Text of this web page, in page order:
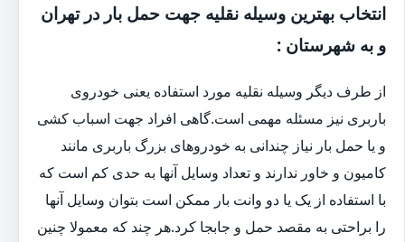
انتخاب بهترین وسیله نقلیه جهت حمل بار در تهران
و به شهرستان :
از طرف دیگر وسیله نقلیه مورد استفاده یعنی خودروی
باربری نیز مسئله مهمی است.گاهی افراد جهت اسباب کشی
و یا حمل بار نیاز چندانی به خودروهای بزرگ باربری مانند
کامیون و خاور ندارند و تعداد وسایل آنها به حدی کم است که
با استفاده از یک یا دو وانت بار ممکن است بتوان وسایل آنها
را براحتی به مقصد حمل و جابجا کرد.هر چند که معمولا چنین